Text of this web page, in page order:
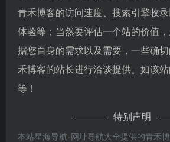
青禾博客的访问速度、搜索引擎收
体验等；当然要评估一个站的价值
据您自身的需求以及需要，一些确
禾博客的站长进行洽谈提供。如该
等！
特别声明
本站星海导航-网址导航大全提供的青禾